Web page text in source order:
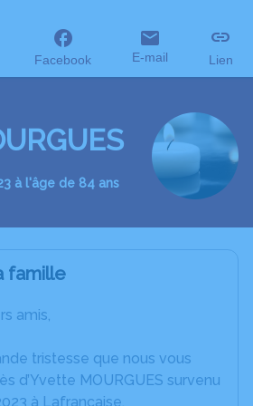
Facebook E-mail Lien
à l'âge de 84 ans
famille
amis,
tristesse que nous vous
d’Yvette MOURGUES survenu
à Lafrancaise.